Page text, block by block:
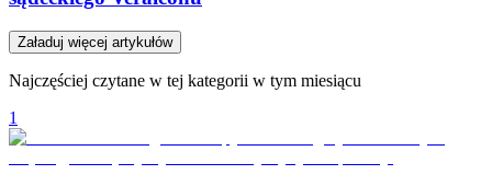
Załaduj więcej artykułów
Najczęściej czytane w tej kategorii w tym miesiącu
1